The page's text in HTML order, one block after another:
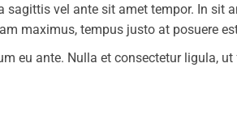
vel ante sit amet tempor. In sit
maximus, tempus justo at posuere
eu ante. Nulla et consectetur ligula,